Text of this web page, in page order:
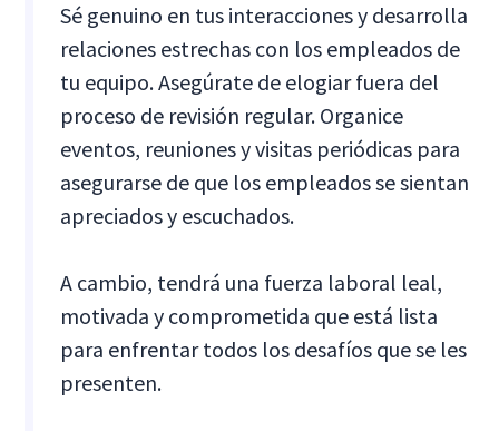
Sé genuino en tus interacciones y desarrolla
relaciones estrechas con los empleados de
tu equipo. Asegúrate de elogiar fuera del
proceso de revisión regular. Organice
eventos, reuniones y visitas periódicas para
asegurarse de que los empleados se sientan
apreciados y escuchados.
A cambio, tendrá una fuerza laboral leal,
motivada y comprometida que está lista
para enfrentar todos los desafíos que se les
presenten.